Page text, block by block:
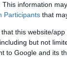
This information
Participants that
that this website/
but not
to Google and its
ebben az